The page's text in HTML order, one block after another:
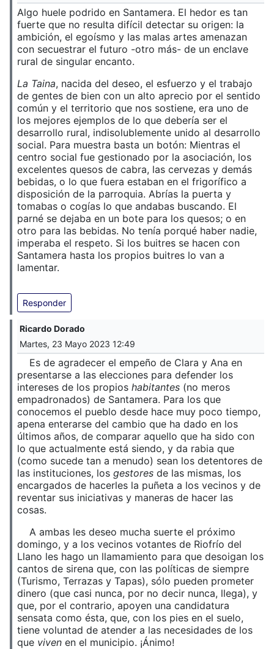
Algo huele podrido en Santamera. El hedor es tan
fuerte que no resulta difícil detectar su origen: la
ambición, el egoísmo y las malas artes amenazan
con secuestrar el futuro -otro más- de un enclave
rural de singular encanto.
La Taina, nacida del deseo, el esfuerzo y el trabajo
de gentes de bien con un alto aprecio por el sentido
común y el territorio que nos sostiene, era uno de
los mejores ejemplos de lo que debería ser el
desarrollo rural, indisolublemente unido al desarrollo
social. Para muestra basta un botón: Mientras el
centro social fue gestionado por la asociación, los
excelentes quesos de cabra, las cervezas y demás
bebidas, o lo que fuera estaban en el frigorífico a
disposición de la parroquia. Abrías la puerta y
tomabas o cogías lo que andabas buscando. El
parné se dejaba en un bote para los quesos; o en
otro para las bebidas. No tenía porqué haber nadie,
imperaba el respeto. Si los buitres se hacen con
Santamera hasta los propios buitres lo van a
lamentar.
Responder
Ricardo Dorado
Martes, 23 Mayo 2023 12:49
Es de agradecer el empeño de Clara y Ana en
presentarse a las elecciones para defender los
intereses de los propios habitantes (no meros
empadronados) de Santamera. Para los que
conocemos el pueblo desde hace muy poco tiempo,
apena enterarse del cambio que ha dado en los
últimos años, de comparar aquello que ha sido con
lo que actualmente está siendo, y da rabia que
(como sucede tan a menudo) sean los detentores de
las instituciones, los gestores de las mismas, los
encargados de hacerles la puñeta a los vecinos y de
reventar sus iniciativas y maneras de hacer las
cosas.
A ambas les deseo mucha suerte el próximo
domingo, y a los vecinos votantes de Riofrío del
Llano les hago un llamamiento para que desoigan los
cantos de sirena que, con las políticas de siempre
(Turismo, Terrazas y Tapas), sólo pueden prometer
dinero (que casi nunca, por no decir nunca, llega), y
que, por el contrario, apoyen una candidatura
sensata como ésta, que, con los pies en el suelo,
tiene voluntad de atender a las necesidades de los
que viven en el municipio. ¡Ánimo!